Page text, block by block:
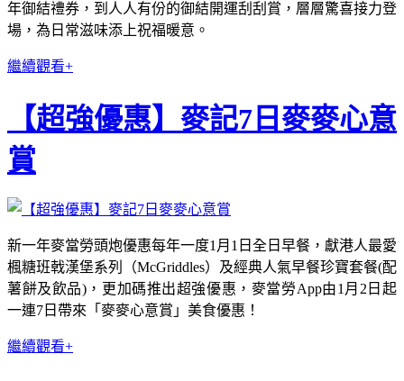
年御結禮券，到人人有份的御結開運刮刮賞，層層驚喜接力登
場，為日常滋味添上祝福暖意。
繼續觀看+
【超強優惠】麥記7日麥麥心意
賞
新一年麥當勞頭炮優惠每年一度1月1日全日早餐，獻港人最愛
楓糖班戟漢堡系列（McGriddles）及經典人氣早餐珍寶套餐(配
薯餅及飲品)，更加碼推出超強優惠，麥當勞App由1月2日起
一連7日帶來「麥麥心意賞」美食優惠！
繼續觀看+